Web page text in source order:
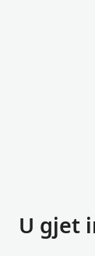
U gjet